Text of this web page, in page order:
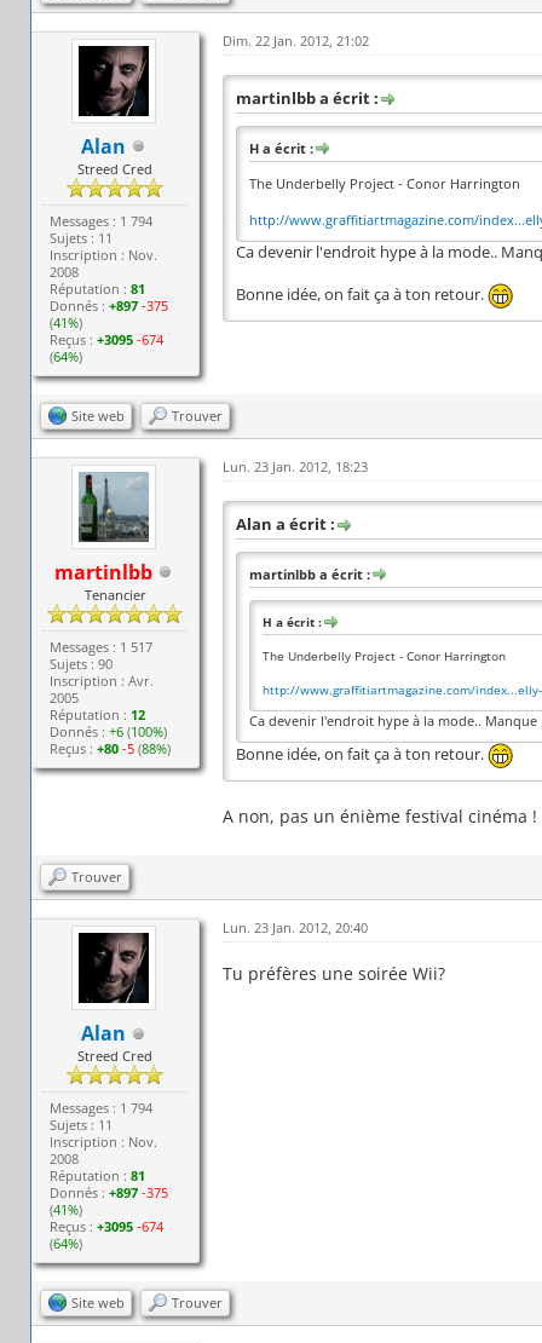
Alan
Streed Cred
Messages : 1 794
Sujets : 11
Inscription : Nov.
2008
Réputation :81
Donnés :+897 -375
(41%)
Reçus :+3095 -674
(64%)
Dim. 22 Jan. 2012, 21:02
martinlbb a écrit :
H a écrit :
The Underbelly Project - Conor Harrington
http://www.graffitiartmagazine.com/
Ca devenir l'endroit hype à la mode..
Bonne idée, on fait ça à ton retour.
Site web Trouver
martinlbb
Tenancier
Messages : 1 517
Sujets : 90
Inscription : Avr.
2005
Réputation : 12
Donnés :+6 (100%)
Reçus :+80 -5 (88%)
Lun. 23 Jan. 2012, 18:23
Alan a écrit :
martinlbb a écrit :
H a écrit :
The Underbelly Project - Conor Harrington
http://www.graffitiartmagazine.com/
Ca devenir l'endroit hype à la mode..
Bonne idée, on fait ça à ton retour.
A non, pas un énième festival cinéma !
Trouver
Alan
Streed Cred
Messages : 1 794
Sujets : 11
Inscription : Nov.
2008
Réputation :81
Donnés :+897 -375
(41%)
Reçus :+3095 -674
(64%)
Lun. 23 Jan. 2012, 20:40
Tu préfères une soirée Wii?
Site web Trouver